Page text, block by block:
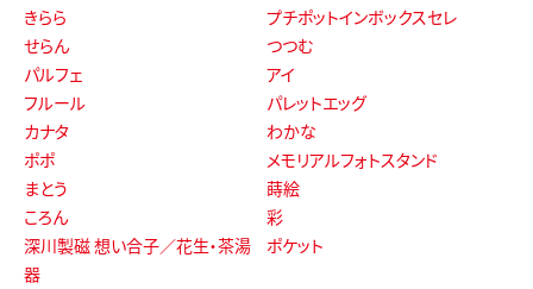
きらら
プチポットインボックスセレ
せらん
つつむ
パルフェ
アイ
フルール
パレットエッグ
カナタ
わかな
ポポ
メモリアルフォトスタンド
まとう
蒔絵
ころん
彩
深川製磁 想い合子／花生・茶湯
器
ポケット